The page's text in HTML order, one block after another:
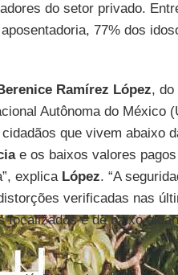
do setor privado.
77% dos
Ramírez López, do
Autônoma do México
que vivem abaixo
e os baixos valores pagos
explica López. “A
verificadas nas
focalizados e de baixo